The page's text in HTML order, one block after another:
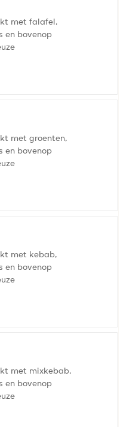
met falafel,
en bovenop
met groenten,
en bovenop
met kebab,
en bovenop
met mixkebab,
en bovenop